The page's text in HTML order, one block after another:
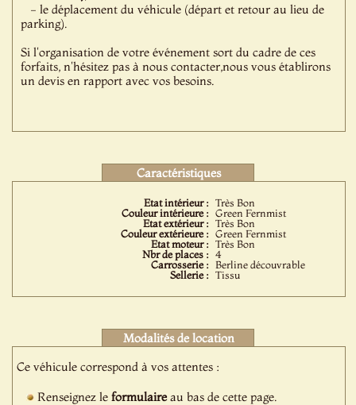
- le déplacement du véhicule (départ et retour au lieu de
parking).
Si l'organisation de votre événement sort du cadre de ces
forfaits, n'hésitez pas à nous contacter,nous vous établirons
un devis en rapport avec vos besoins.
Caractéristiques
Etat intérieur : Très Bon
Couleur intérieure : Green Fernmist
Etat extérieur : Très Bon
Couleur extérieure : Green Fernmist
Etat moteur : Très Bon
Nbr de places : 4
Carrosserie : Berline découvrable
Sellerie : Tissu
Modalités de location
Ce véhicule correspond à vos attentes :
Renseignez leformulaireau bas de cette page.